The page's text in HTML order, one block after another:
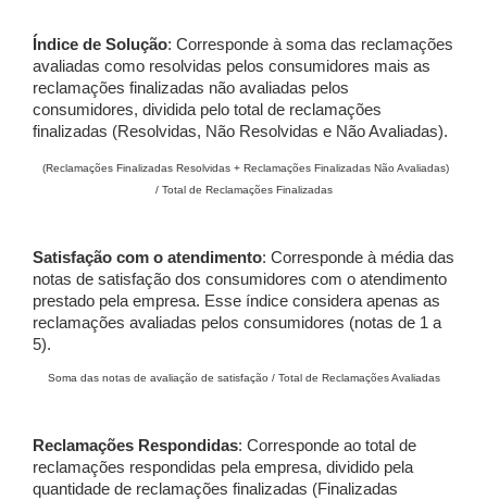
Índice de Solução: Corresponde à soma das reclamações
avaliadas como resolvidas pelos consumidores mais as
reclamações finalizadas não avaliadas pelos
consumidores, dividida pelo total de reclamações
finalizadas (Resolvidas, Não Resolvidas e Não Avaliadas).
(Reclamações Finalizadas Resolvidas + Reclamações Finalizadas Não Avaliadas)
/ Total de Reclamações Finalizadas
Satisfação com o atendimento: Corresponde à média das
notas de satisfação dos consumidores com o atendimento
prestado pela empresa. Esse índice considera apenas as
reclamações avaliadas pelos consumidores (notas de 1 a
5).
Soma das notas de avaliação de satisfação / Total de Reclamações Avaliadas
Reclamações Respondidas: Corresponde ao total de
reclamações respondidas pela empresa, dividido pela
quantidade de reclamações finalizadas (Finalizadas